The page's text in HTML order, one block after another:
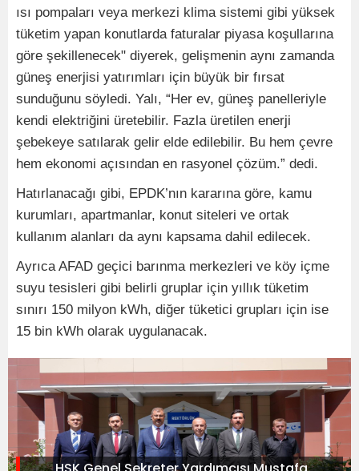
ısı pompaları veya merkezi klima sistemi gibi yüksek
tüketim yapan konutlarda faturalar piyasa koşullarına
göre şekillenecek" diyerek, gelişmenin aynı zamanda
güneş enerjisi yatırımları için büyük bir fırsat
sunduğunu söyledi. Yalı, “Her ev, güneş panelleriyle
kendi elektriğini üretebilir. Fazla üretilen enerji
şebekeye satılarak gelir elde edilebilir. Bu hem çevre
hem ekonomi açısından en rasyonel çözüm.” dedi.
Hatırlanacağı gibi, EPDK’nın kararına göre, kamu
kurumları, apartmanlar, konut siteleri ve ortak
kullanım alanları da aynı kapsama dahil edilecek.
Ayrıca AFAD geçici barınma merkezleri ve köy içme
suyu tesisleri gibi belirli gruplar için yıllık tüketim
sınırı 150 milyon kWh, diğer tüketici grupları için ise
15 bin kWh olarak uygulanacak.